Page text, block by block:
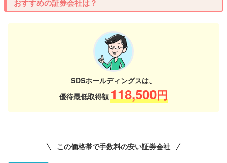
おすすめの証券会社は？
SDSホールディングスは、
優待最低取得額118,500円
この価格帯で手数料の安い証券会社